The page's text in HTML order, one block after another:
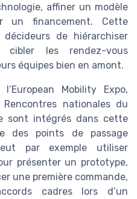
affiner un modèle
un financement. Cette
de hiérarchiser
cibler les rendez-vous
équipes bien en amont.
Mobility Expo,
nationales du
sont intégrés dans cette
des points de passage
par exemple utiliser
présenter un prototype,
une première commande,
cadres lors d’un